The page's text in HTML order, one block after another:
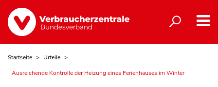
Startseite
Urteile
Ausreichende Kontrolle der Heizung eines Ferienhauses im Winter